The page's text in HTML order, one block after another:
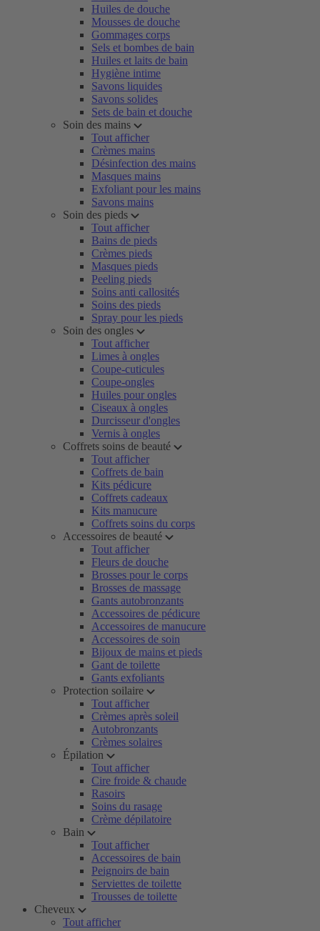
Huiles de douche
Mousses de douche
Gommages corps
Sels et bombes de bain
Huiles et laits de bain
Hygiène intime
Savons liquides
Savons solides
Sets de bain et douche
Soin des mains
Tout afficher
Crèmes mains
Désinfection des mains
Masques mains
Exfoliant pour les mains
Savons mains
Soin des pieds
Tout afficher
Bains de pieds
Crèmes pieds
Masques pieds
Peeling pieds
Soins anti callosités
Soins des pieds
Spray pour les pieds
Soin des ongles
Tout afficher
Limes à ongles
Coupe-cuticules
Coupe-ongles
Huiles pour ongles
Ciseaux à ongles
Durcisseur d'ongles
Vernis à ongles
Coffrets soins de beauté
Tout afficher
Coffrets de bain
Kits pédicure
Coffrets cadeaux
Kits manucure
Coffrets soins du corps
Accessoires de beauté
Tout afficher
Fleurs de douche
Brosses pour le corps
Brosses de massage
Gants autobronzants
Accessoires de pédicure
Accessoires de manucure
Accessoires de soin
Bijoux de mains et pieds
Gant de toilette
Gants exfoliants
Protection soilaire
Tout afficher
Crèmes après soleil
Autobronzants
Crèmes solaires
Épilation
Tout afficher
Cire froide & chaude
Rasoirs
Soins du rasage
Crème dépilatoire
Bain
Tout afficher
Accessoires de bain
Peignoirs de bain
Serviettes de toilette
Trousses de toilette
Cheveux
Tout afficher